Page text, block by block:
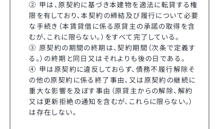
② 甲は、原契約に基づき本建物を適法に転貸する権
限を有しており、本契約の締結及び履行について必要
な手続き（本賃貸借に係る原貸主の承諾の取得を含
むが、これに限らない。）をすべて完了している。
③ 原契約の期間の終期は、契約期間（次条で定義す
る。）の終期と同日又はそれよりも後の日である。
④ 甲は原契約に違反しておらず、債務不履行解除そ
の他の原契約に係る終了事由、又は原契約の継続に
重大な影響を及ぼす事由（原貸主からの解除、解約
又は更新拒絶の通知を含むが、これらに限らない。）
は存在しない。